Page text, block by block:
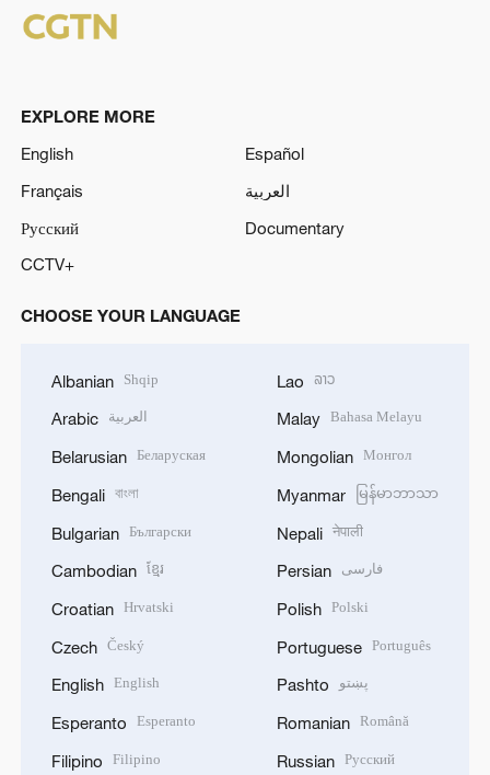
EXPLORE MORE
English
Español
Français
العربية
Русский
Documentary
CCTV+
CHOOSE YOUR LANGUAGE
Albanian Shqip
Arabic العربية
Belarusian Беларуская
Bengali বাংলা
Bulgarian Български
Cambodian ខ្មែរ
Croatian Hrvatski
Czech Český
English English
Esperanto Esperanto
Filipino Filipino
Lao ລາວ
Malay Bahasa Melayu
Mongolian Монгол
Myanmar မြန်မာဘာသာ
Nepali नेपाली
Persian فارسی
Polish Polski
Portuguese Português
Pashto پښتو
Romanian Română
Russian Русский